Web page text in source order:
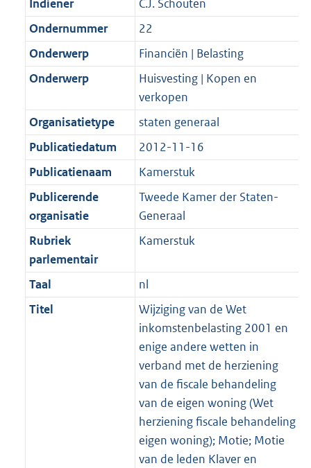
Indiener
C.J. Schouten
Ondernummer
22
Onderwerp
Financiën | Belasting
Onderwerp
Huisvesting | Kopen en
verkopen
Organisatietype
staten generaal
Publicatiedatum
2012-11-16
Publicatienaam
Kamerstuk
Publicerende
organisatie
Tweede Kamer der Staten-
Generaal
Rubriek
parlementair
Kamerstuk
Taal
nl
Titel
Wijziging van de Wet
inkomstenbelasting 2001 en
enige andere wetten in
verband met de herziening
van de fiscale behandeling
van de eigen woning (Wet
herziening fiscale behandeling
eigen woning); Motie; Motie
van de leden Klaver en